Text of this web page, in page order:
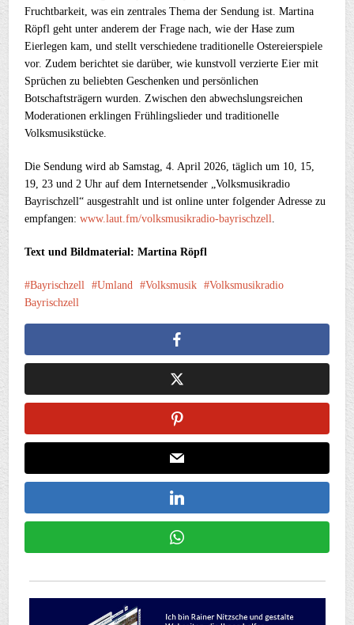
Fruchtbarkeit, was ein zentrales Thema der Sendung ist. Martina
Röpfl geht unter anderem der Frage nach, wie der Hase zum
Eierlegen kam, und stellt verschiedene traditionelle Ostereierspiele
vor. Zudem berichtet sie darüber, wie kunstvoll verzierte Eier mit
Sprüchen zu beliebten Geschenken und persönlichen
Botschaftsträgern wurden. Zwischen den abwechslungsreichen
Moderationen erklingen Frühlingslieder und traditionelle
Volksmusikstücke.
Die Sendung wird ab Samstag, 4. April 2026, täglich um 10, 15,
19, 23 und 2 Uhr auf dem Internetsender „Volksmusikradio
Bayrischzell“ ausgestrahlt und ist online unter folgender Adresse zu
empfangen:www.laut.fm/volksmusikradio-bayrischzell.
Text und Bildmaterial: Martina Röpfl
Bayrischzell Umland Volksmusik
Volksmusikradio
Bayrischzell